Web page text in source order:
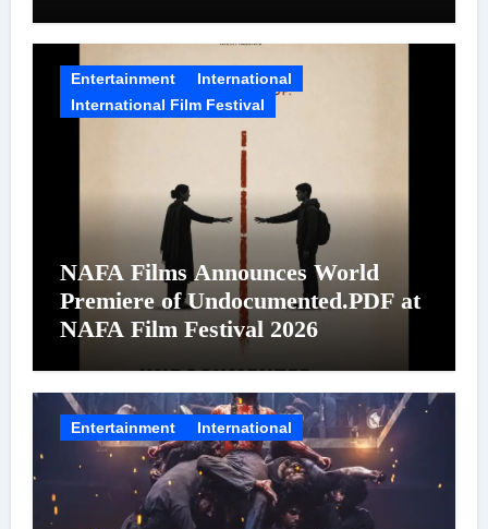
Entertainment
International
International Film Festival
NAFA Films Announces World
Premiere of Undocumented.PDF at
NAFA Film Festival 2026
Entertainment International